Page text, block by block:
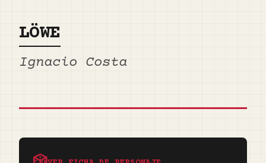
LÖWE
Ignacio Costa